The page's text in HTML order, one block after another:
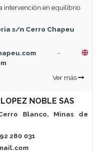
intervención en equilibrio
s/n Cerro Chapeu
-
Ver más
NOBLE SAS
Blanco, Minas de
280 031